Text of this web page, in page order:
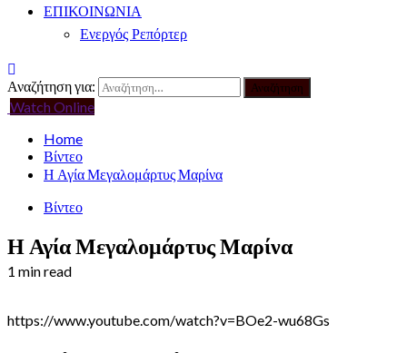
ΕΠΙΚΟΙΝΩΝΙΑ
Ενεργός Ρεπόρτερ
Αναζήτηση για:
Watch Online
Home
Βίντεο
Η Αγία Μεγαλομάρτυς Μαρίνα
Βίντεο
Η Αγία Μεγαλομάρτυς Μαρίνα
1 min read
https://www.youtube.com/watch?v=BOe2-wu68Gs